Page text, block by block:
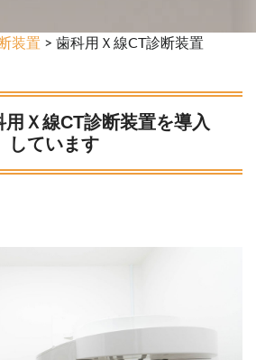
装置 > 歯科用Ｘ線CT診断装置
用Ｘ線CT診断装置を導入
しています